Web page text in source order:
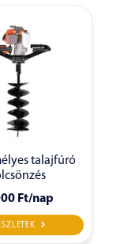
talajfúró
Ft/nap